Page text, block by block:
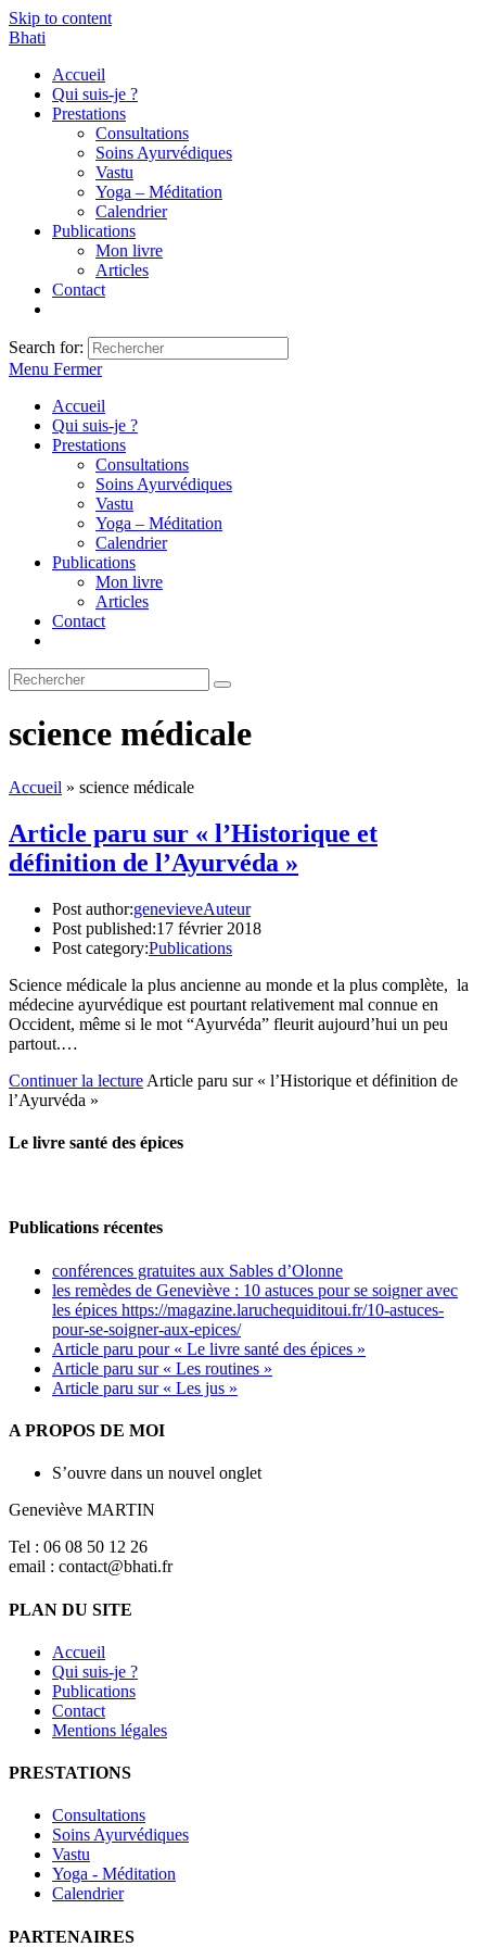
Skip to content
Bhati
Accueil
Qui suis-je ?
Prestations
Consultations
Soins Ayurvédiques
Vastu
Yoga – Méditation
Calendrier
Publications
Mon livre
Articles
Contact
Search for:
Menu Fermer
Accueil
Qui suis-je ?
Prestations
Consultations
Soins Ayurvédiques
Vastu
Yoga – Méditation
Calendrier
Publications
Mon livre
Articles
Contact
science médicale
Accueil » science médicale
Article paru sur « l’Historique et
définition de l’Ayurvéda »
Post author:genevieveAuteur
Post published:17 février 2018
Post category:Publications
Science médicale la plus ancienne au monde et la plus complète, la
médecine ayurvédique est pourtant relativement mal connue en
Occident, même si le mot “Ayurvéda” fleurit aujourd’hui un peu
partout.…
Continuer la lecture Article paru sur « l’Historique et définition de
l’Ayurvéda »
Le livre santé des épices
Publications récentes
conférences gratuites aux Sables d’Olonne
les remèdes de Geneviève : 10 astuces pour se soigner avec
les épices https://magazine.laruchequiditoui.fr/10-astuces-
pour-se-soigner-aux-epices/
Article paru pour « Le livre santé des épices »
Article paru sur « Les routines »
Article paru sur « Les jus »
A PROPOS DE MOI
S’ouvre dans un nouvel onglet
Geneviève MARTIN
Tel : 06 08 50 12 26
email : contact@bhati.fr
PLAN DU SITE
Accueil
Qui suis-je ?
Publications
Contact
Mentions légales
PRESTATIONS
Consultations
Soins Ayurvédiques
Vastu
Yoga - Méditation
Calendrier
PARTENAIRES